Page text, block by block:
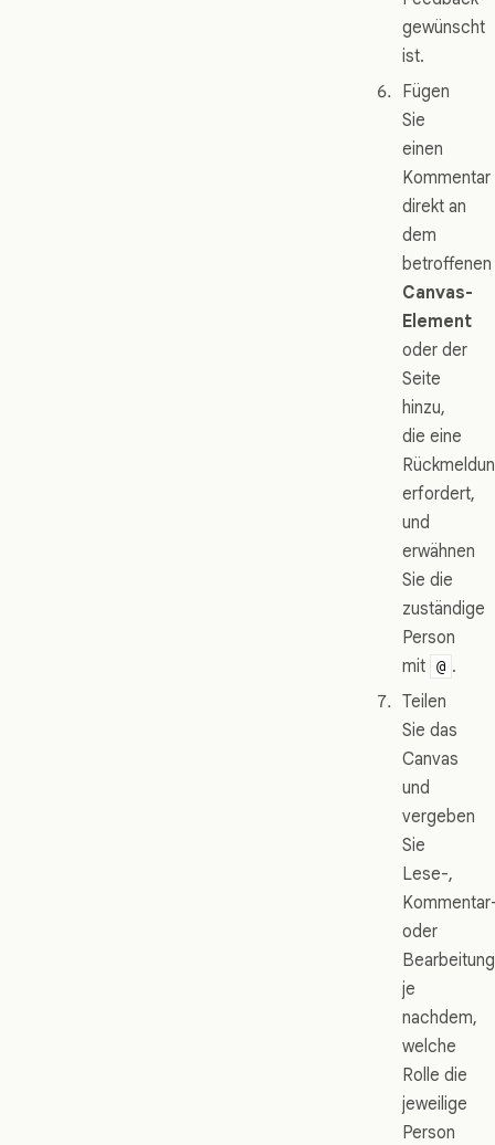
gewünscht
ist.
Fügen
Sie
einen
Kommentar
direkt an
dem
betroffenen
Canvas-
Element
oder der
Seite
hinzu,
die eine
erfordert,
und
erwähnen
Sie die
zuständige
Person
mit
@ .
Teilen
Sie das
Canvas
und
vergeben
Sie
Lese-,
oder
je
nachdem,
welche
Rolle die
jeweilige
Person